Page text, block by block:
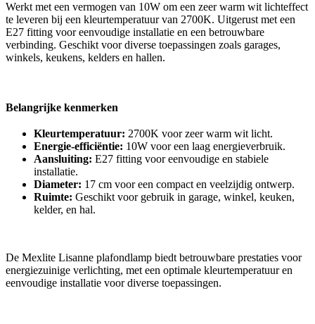
Werkt met een vermogen van 10W om een zeer warm wit lichteffect
te leveren bij een kleurtemperatuur van 2700K. Uitgerust met een
E27 fitting voor eenvoudige installatie en een betrouwbare
verbinding. Geschikt voor diverse toepassingen zoals garages,
winkels, keukens, kelders en hallen.
Belangrijke kenmerken
Kleurtemperatuur: 2700K voor zeer warm wit licht.
Energie-efficiëntie: 10W voor een laag energieverbruik.
Aansluiting: E27 fitting voor eenvoudige en stabiele
installatie.
Diameter: 17 cm voor een compact en veelzijdig ontwerp.
Ruimte: Geschikt voor gebruik in garage, winkel, keuken,
kelder, en hal.
De Mexlite Lisanne plafondlamp biedt betrouwbare prestaties voor
energiezuinige verlichting, met een optimale kleurtemperatuur en
eenvoudige installatie voor diverse toepassingen.